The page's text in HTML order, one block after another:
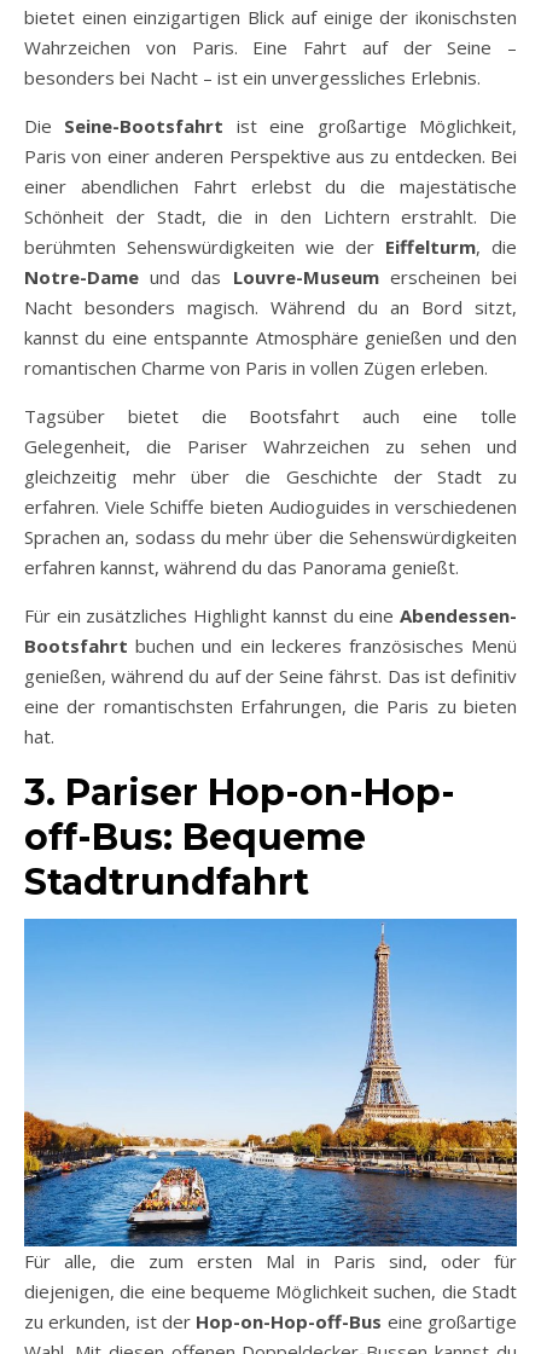
bietet einen einzigartigen Blick auf einige der ikonischsten
Wahrzeichen von Paris. Eine Fahrt auf der Seine –
besonders bei Nacht – ist ein unvergessliches Erlebnis.
Die Seine-Bootsfahrt ist eine großartige Möglichkeit,
Paris von einer anderen Perspektive aus zu entdecken. Bei
einer abendlichen Fahrt erlebst du die majestätische
Schönheit der Stadt, die in den Lichtern erstrahlt. Die
berühmten Sehenswürdigkeiten wie der Eiffelturm, die
Notre-Dame und das Louvre-Museumerscheinen bei
Nacht besonders magisch. Während du an Bord sitzt,
kannst du eine entspannte Atmosphäre genießen und den
romantischen Charme von Paris in vollen Zügen erleben.
Tagsüber bietet die Bootsfahrt auch eine tolle
Gelegenheit, die Pariser Wahrzeichen zu sehen und
gleichzeitig mehr über die Geschichte der Stadt zu
erfahren. Viele Schiffe bieten Audioguides in verschiedenen
Sprachen an, sodass du mehr über die Sehenswürdigkeiten
erfahren kannst, während du das Panorama genießt.
Für ein zusätzliches Highlight kannst du eine Abendessen-
Bootsfahrt buchen und ein leckeres französisches Menü
genießen, während du auf der Seine fährst. Das ist definitiv
eine der romantischsten Erfahrungen, die Paris zu bieten
hat.
3. Pariser Hop-on-Hop-
off-Bus: Bequeme
Stadtrundfahrt
Für alle, die zum ersten Mal in Paris sind, oder für
diejenigen, die eine bequeme Möglichkeit suchen, die Stadt
zu erkunden, ist der Hop-on-Hop-off-Bus eine großartige